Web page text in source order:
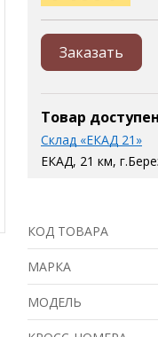
Заказать
Товар
Склад «ЕКАД 21»
ЕКАД, 21 км,
КОД ТОВАРА
МАРКА
МОДЕЛЬ